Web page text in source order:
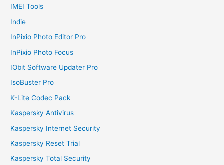
IMEI Tools
Indie
InPixio Photo Editor Pro
InPixio Photo Focus
IObit Software Updater Pro
IsoBuster Pro
K-Lite Codec Pack
Kaspersky Antivirus
Kaspersky Internet Security
Kaspersky Reset Trial
Kaspersky Total Security